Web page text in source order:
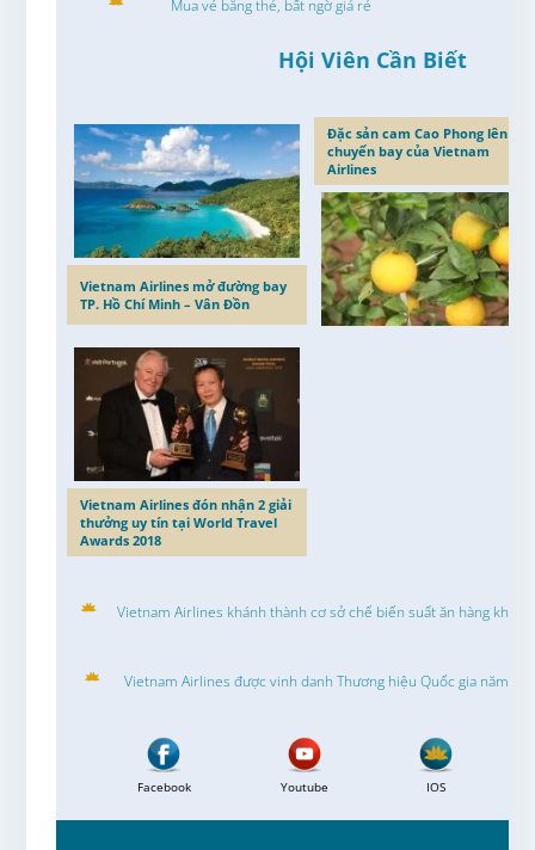
Mua vé bằng thẻ, bất ngờ giá rẻ
Hội Viên Cần Biết
Vietnam Airlines mở đường bay
TP. Hồ Chí Minh – Vân Đồn
Đặc sản cam Cao Phong lên các
chuyến bay của Vietnam
Airlines
Vietnam Airlines đón nhận 2 giải
thưởng uy tín tại World Travel
Awards 2018
Vietnam Airlines khánh thành cơ sở chế biến suất ăn hàng
Vietnam Airlines được vinh danh Thương hiệu Quốc gia năm
Facebook Youtube IOS